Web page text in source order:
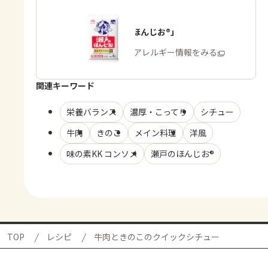
「瀬戸のほんじお®」
商品・アレルギー情報をみる
関連キーワード
栄養バランス 濃厚・こってり
シチュー
牛肉
きのこ メイン料理
洋風
味の素KK コンソメ
瀬戸のほんじお®
TOP レシピ 牛肉ときのこのクイックシチュー